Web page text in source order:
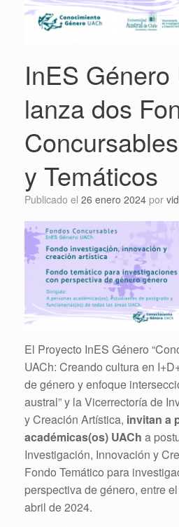
InES Género
lanza dos
y Temáticos
Publicado el 26 enero 2024 por
El Proyecto InES Género
UACh: Creando cultura en
de género y enfoque
austral” y la Vicerrectoría de
y Creación Artística, invitan a
académicas(os) UACh a
Investigación, Innovación y
Fondo Temático para
perspectiva de género, entre
abril de 2024.